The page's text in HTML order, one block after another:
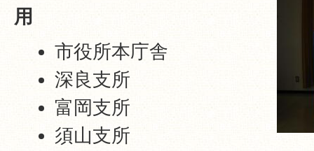
用
市役所本庁舎
深良支所
富岡支所
須山支所